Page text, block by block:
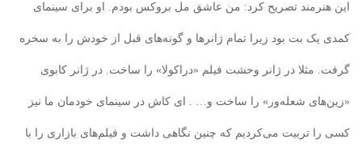
این هنرمند تصریح کرد: من عاشق مل بروکس بودم. او برای سینمای
کمدی یک بت بود زیرا تمام ژانرها و گونه‌های قبل از خودش را به سخره
گرفت. مثلا در ژانر وحشت فیلم «دراکولا» را ساخت. در ژانر کابوی
«زین‌های شعله‌ور» را ساخت و… . ای کاش در سینمای خودمان ما نیز
کسی را تربیت می‌کردیم که چنین نگاهی داشت و فیلم‌های بازاری را با